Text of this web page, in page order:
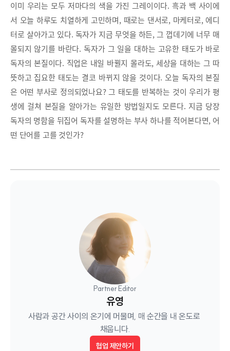
이미 우리는 모두 저마다의 색을 가진 그레이이다. 흑과 백 사이에
서 오늘 하루도 치열하게 고민하며, 때로는 댄서로, 마케터로, 에디
터로 살아가고 있다. 독자가 지금 무엇을 하든, 그 껍데기에 너무 매
몰되지 않기를 바란다. 독자가 그 일을 대하는 고유한 태도가 바로
독자의 본질이다. 직업은 내일 바뀔지 몰라도, 세상을 대하는 그 따
뜻하고 집요한 태도는 결코 바뀌지 않을 것이다. 오늘 독자의 본질
은 어떤 부사로 정의되었나요? 그 태도를 반복하는 것이 우리가 평
생에 걸쳐 본질을 알아가는 유일한 방법일지도 모른다. 지금 당장
독자의 명함을 뒤집어 독자를 설명하는 부사 하나를 적어본다면, 어
떤 단어를 고를 것인가?
Partner Editor
유영
사람과 공간 사이의 온기에 머물며, 매 순간을 내 온도로
채웁니다.
협업 제안하기